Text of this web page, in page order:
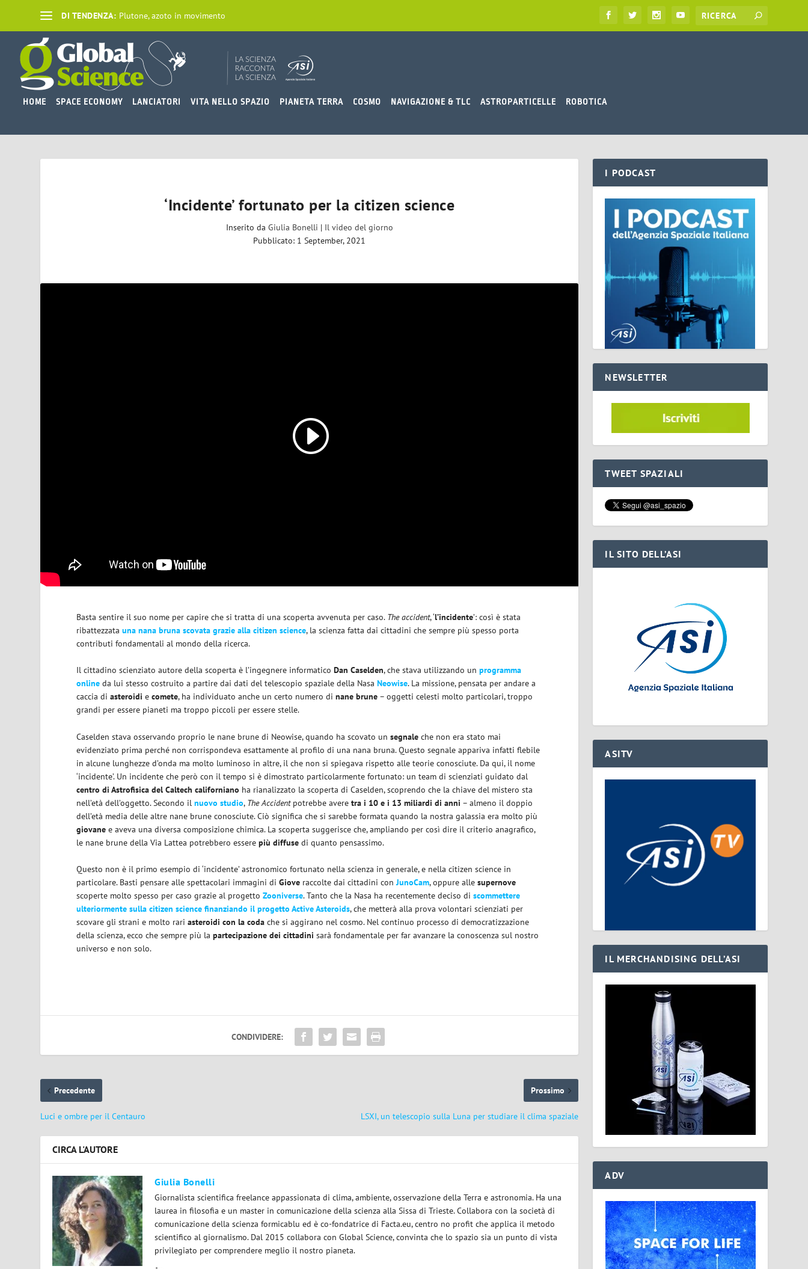
DI TENDENZA: Plutone, azoto in movimento
HOME SPACE ECONOMY LANCIATORI VITA NELLO SPAZIO PIANETA TERRA COSMO NAVIGAZIONE & TLC ASTROPARTICELLE ROBOTICA
‘Incidente’ fortunato per la citizen science
Inserito da Giulia Bonelli | Il video del giorno
Pubblicato: 1 September, 2021
Basta sentire il suo nome per capire che si tratta di una scoperta avvenuta per caso. The accident, ‘l’incidente’: così è stata
ribattezzatauna nana bruna scovata grazie alla citizen science, la scienza fatta dai cittadini che sempre più spesso porta
contributi fondamentali al mondo della ricerca.
Il cittadino scienziato autore della scoperta è l’ingegnere informaticoDan Caselden, che stava utilizzando unprogramma
online da lui stesso costruito a partire dai dati del telescopio spaziale della NasaNeowise. La missione, pensata per andare a
caccia diasteroidi ecomete, ha individuato anche un certo numero dinane brune – oggetti celesti molto particolari, troppo
grandi per essere pianeti ma troppo piccoli per essere stelle.
Caselden stava osservando proprio le nane brune di Neowise, quando ha scovato unsegnale che non era stato mai
evidenziato prima perché non corrispondeva esattamente al profilo di una nana bruna. Questo segnale appariva infatti flebile
in alcune lunghezze d’onda ma molto luminoso in altre, il che non si spiegava rispetto alle teorie conosciute. Da qui, il nome
‘incidente’. Un incidente che però con il tempo si è dimostrato particolarmente fortunato: un team di scienziati guidato dal
centro di Astrofisica del Caltech californiano ha rianalizzato la scoperta di Caselden, scoprendo che la chiave del mistero sta
nell’età dell’oggetto. Secondo ilnuovo studio, The Accidentpotrebbe averetra i 10 e i 13 miliardi di anni – almeno il doppio
dell’età media delle altre nane brune conosciute. Ciò significa che si sarebbe formata quando la nostra galassia era molto più
giovane e aveva una diversa composizione chimica. La scoperta suggerisce che, ampliando per così dire il criterio anagrafico,
le nane brune della Via Lattea potrebbero esserepiù diffuse di quanto pensassimo.
Questo non è il primo esempio di ‘incidente’ astronomico fortunato nella scienza in generale, e nella citizen science in
particolare. Basti pensare alle spettacolari immagini diGiove raccolte dai cittadini conJunoCam, oppure allesupernove
scoperte molto spesso per caso grazie al progettoZooniverse. Tanto che la Nasa ha recentemente deciso discommettere
ulteriormente sulla citizen science finanziando il progetto Active Asteroids, che metterà alla prova volontari scienziati per
scovare gli strani e molto rariasteroidi con la coda che si aggirano nel cosmo. Nel continuo processo di democratizzazione
della scienza, ecco che sempre più lapartecipazione dei cittadini sarà fondamentale per far avanzare la conoscenza sul nostro
universo e non solo.
CONDIVIDERE:
Precedente
Luci e ombre per il Centauro
Prossimo
LSXI, un telescopio sulla Luna per studiare il clima spaziale
CIRCA L'AUTORE
Giulia Bonelli
Giornalista scientifica freelance appassionata di clima, ambiente, osservazione della Terra e astronomia. Ha una
laurea in filosofia e un master in comunicazione della scienza alla Sissa di Trieste. Collabora con la società di
comunicazione della scienza formicablu ed è co-fondatrice di Facta.eu, centro no profit che applica il metodo
scientifico al giornalismo. Dal 2015 collabora con Global Science, convinta che lo spazio sia un punto di vista
privilegiato per comprendere meglio il nostro pianeta.
I PODCAST
NEWSLETTER
TWEET SPAZIALI
IL SITO DELL’ASI
ASITV
IL MERCHANDISING DELL’ASI
ADV